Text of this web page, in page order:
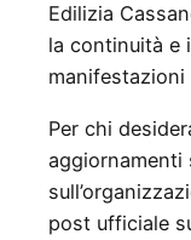
Edilizia
la continuità e
Per chi
aggiornamenti
post ufficiale